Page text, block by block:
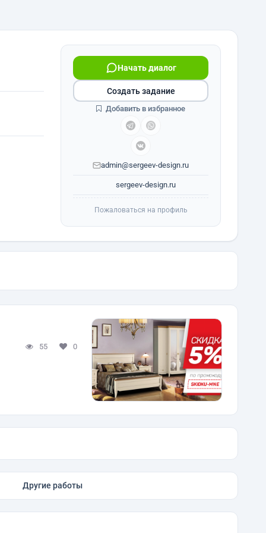
Начать диалог
admin@sergeev-design.ru
sergeev-design.ru
Создать задание
Добавить в избранное
Пожаловаться на профиль
55 0
Другие работы